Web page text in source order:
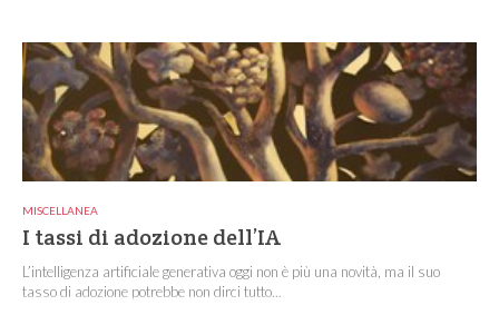
MISCELLANEA
I tassi di adozione dell’IA
L’intelligenza artificiale generativa oggi non è più una novità, ma il suo
tasso di adozione potrebbe non dirci tutto...